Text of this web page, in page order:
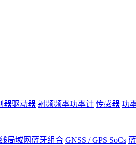
器驱动器 射频频率功率计 传感器 功
局域网蓝牙组合 GNSS / GPS SoCs